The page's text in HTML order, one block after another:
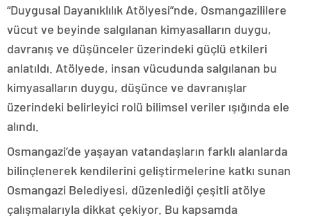
“Duygusal Dayanıklılık Atölyesi”nde, Osmangazililere
vücut ve beyinde salgılanan kimyasalların duygu,
davranış ve düşünceler üzerindeki güçlü etkileri
anlatıldı. Atölyede, insan vücudunda salgılanan bu
kimyasalların duygu, düşünce ve davranışlar
üzerindeki belirleyici rolü bilimsel veriler ışığında ele
alındı.
Osmangazi’de yaşayan vatandaşların farklı alanlarda
bilinçlenerek kendilerini geliştirmelerine katkı sunan
Osmangazi Belediyesi, düzenlediği çeşitli atölye
çalışmalarıyla dikkat çekiyor. Bu kapsamda